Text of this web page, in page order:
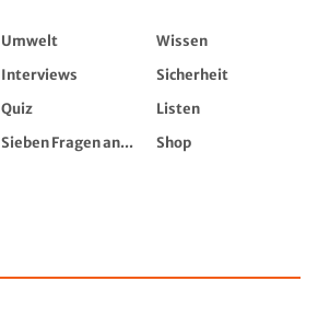
Umwelt
Wissen
Interviews
Sicherheit
Quiz
Listen
Sieben Fragen an...
Shop